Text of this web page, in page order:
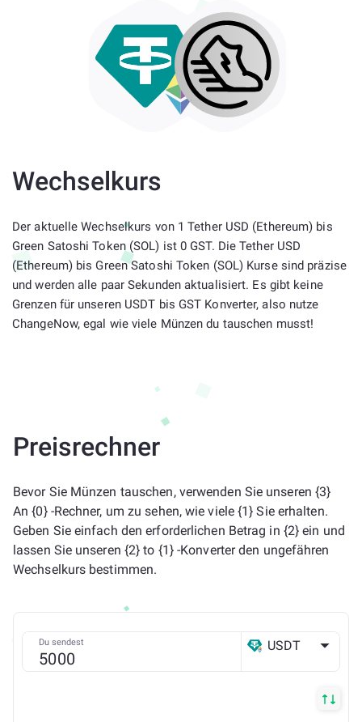
Wechselkurs
Der aktuelle Wechselkurs von 1 Tether USD (Ethereum) bis
Green Satoshi Token (SOL) ist 0 GST. Die Tether USD
(Ethereum) bis Green Satoshi Token (SOL) Kurse sind präzise
und werden alle paar Sekunden aktualisiert. Es gibt keine
Grenzen für unseren USDT bis GST Konverter, also nutze
ChangeNow, egal wie viele Münzen du tauschen musst!
Preisrechner
Bevor Sie Münzen tauschen, verwenden Sie unseren {3}
An {0} -Rechner, um zu sehen, wie viele {1} Sie erhalten.
Geben Sie einfach den erforderlichen Betrag in {2} ein und
lassen Sie unseren {2} to {1} -Konverter den ungefähren
Wechselkurs bestimmen.
Du sendest USDT